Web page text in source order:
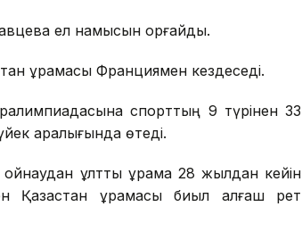
ел намысын қорғайды.
құрамасы Франциямен кездеседі.
спорттың 9 түрінен 33
аралығында өтеді.
ұлттық құрама 28 жылдан кейін
Қазақстан құрамасы биыл алғаш рет